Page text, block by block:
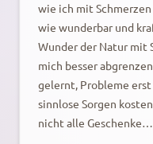
wie ich mit
wie wunderbar und
Wunder der Natur mit
mich besser
gelernt, Probleme erst
sinnlose Sorgen
nicht alle Geschenke…